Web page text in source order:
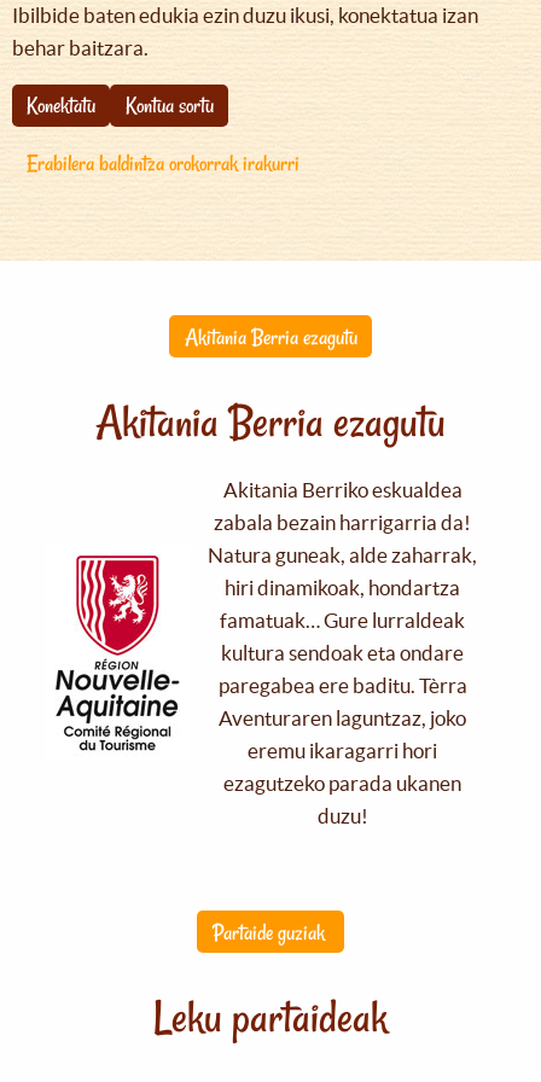
Ibilbide baten edukia ezin duzu ikusi, konektatua izan
behar baitzara.
Konektatu
Kontua sortu
Erabilera baldintza orokorrak irakurri
Akitania Berria ezagutu
Akitania Berria ezagutu
Akitania Berriko eskualdea
zabala bezain harrigarria da!
Natura guneak, alde zaharrak,
hiri dinamikoak, hondartza
famatuak… Gure lurraldeak
kultura sendoak eta ondare
paregabea ere baditu. Tèrra
Aventuraren laguntzaz, joko
eremu ikaragarri hori
ezagutzeko parada ukanen
duzu!
Partaide guziak
Leku partaideak